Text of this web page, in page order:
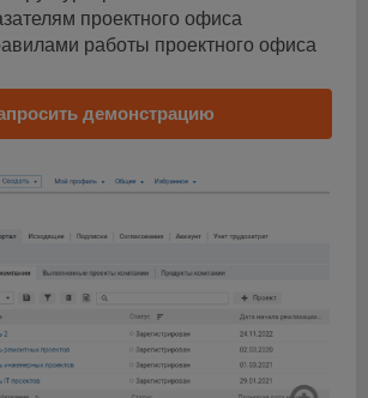
проектного офиса
работы проектного офиса
демонстрацию